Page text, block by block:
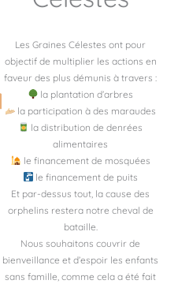
Les Graines Célestes ont pour
objectif de multiplier les actions en
faveur des plus démunis à travers :
la plantation d’arbres
la participation à des maraudes
la distribution de denrées
alimentaires
le financement de mosquées
le financement de puits
Et par-dessus tout, la cause des
orphelins restera notre cheval de
bataille.
Nous souhaitons couvrir de
bienveillance et d’espoir les enfants
sans famille, comme cela a été fait